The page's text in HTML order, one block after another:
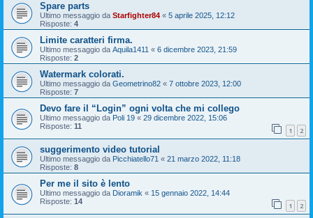
Spare parts
Ultimo messaggio da Starfighter84 « 5 aprile 2025, 12:12
Risposte: 4
Limite caratteri firma.
Ultimo messaggio da Aquila1411 « 6 dicembre 2023, 21:59
Risposte: 2
Watermark colorati.
Ultimo messaggio da Geometrino82 « 7 ottobre 2023, 12:00
Risposte: 7
Devo fare il “Login” ogni volta che mi collego
Ultimo messaggio da Poli 19 « 29 dicembre 2022, 15:06
Risposte: 11 1 2
suggerimento video tutorial
Ultimo messaggio da Picchiatello71 « 21 marzo 2022, 11:18
Risposte: 8
Per me il sito è lento
Ultimo messaggio da Dioramik « 15 gennaio 2022, 14:44
Risposte: 14 1 2